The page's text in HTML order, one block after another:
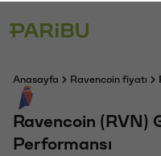
Anasayfa Ravencoin fiyatı
Ravencoin (RVN)
Performansı